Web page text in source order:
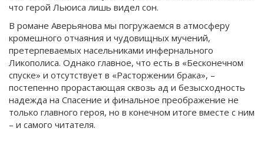
что герой Льюиса лишь видел сон.
В романе Аверьянова мы погружаемся в атмосферу
кромешного отчаяния и чудовищных мучений,
претерпеваемых насельниками инфернального
Ликополиса. Однако главное, что есть в «Бесконечном
спуске» и отсутствует в «Расторжении брака», –
постепенно прорастающая сквозь ад и безысходность
надежда на Спасение и финальное преображение не
только главного героя, но в конечном итоге вместе с ним
– и самого читателя.